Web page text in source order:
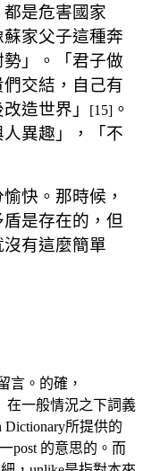
是危害國家
家父子這種奔
」。「君子做
交結，自己有
造世界」
[15] 。
異趣」，「不
快。那時候，
是存在的，但
有這麼簡單
言。的確，
在一般情況之下詞義
Dictionary所提供的
post 的意思的。而